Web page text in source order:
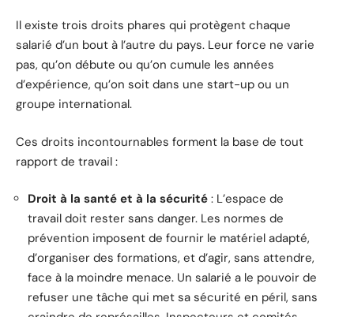
Il existe trois droits phares qui protègent chaque
salarié d’un bout à l’autre du pays. Leur force ne varie
pas, qu’on débute ou qu’on cumule les années
d’expérience, qu’on soit dans une start-up ou un
groupe international.
Ces droits incontournables forment la base de tout
rapport de travail :
Droit à la santé et à la sécurité : L’espace de
travail doit rester sans danger. Les normes de
prévention imposent de fournir le matériel adapté,
d’organiser des formations, et d’agir, sans attendre,
face à la moindre menace. Un salarié a le pouvoir de
refuser une tâche qui met sa sécurité en péril, sans